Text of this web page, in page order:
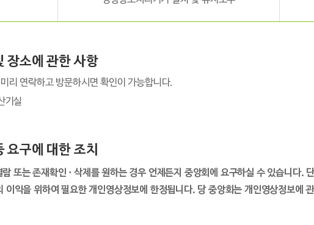
장소에 관한 사항
리 연락하고 방문하시면 확인이 가능합니다.
기실
요구에 대한 조치
또는 존재확인 · 삭제를 원하는 경우 언제든지 중앙회에 요구하실 수 있습니다.
익을 위하여 필요한 개인영상정보에 한정됩니다. 당 중앙회는 개인영상정보에